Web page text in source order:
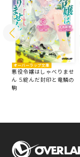
オーバーラップ文庫
悪役令嬢はしゃべりませ
ん 5.綻んだ封印と竜鱗の
駒